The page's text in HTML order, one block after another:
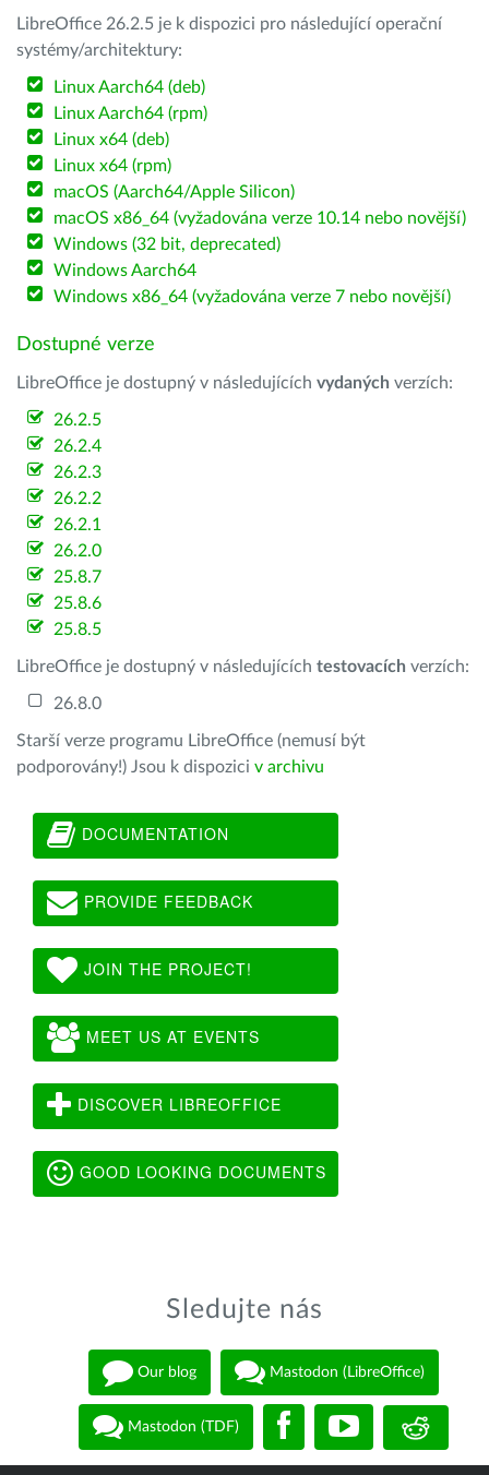
LibreOffice 26.2.5 je k dispozici pro následující operační
systémy/architektury:
Linux Aarch64 (deb)
Linux Aarch64 (rpm)
Linux x64 (deb)
Linux x64 (rpm)
macOS (Aarch64/Apple Silicon)
macOS x86_64 (vyžadována verze 10.14 nebo novější)
Windows (32 bit, deprecated)
Windows Aarch64
Windows x86_64 (vyžadována verze 7 nebo novější)
Dostupné verze
LibreOffice je dostupný v následujících vydaných verzích:
26.2.5
26.2.4
26.2.3
26.2.2
26.2.1
26.2.0
25.8.7
25.8.6
25.8.5
LibreOffice je dostupný v následujících testovacích verzích:
26.8.0
Starší verze programu LibreOffice (nemusí být
podporovány!) Jsou k dispozici v archivu
DOCUMENTATION
PROVIDE FEEDBACK
JOIN THE PROJECT!
MEET US AT EVENTS
DISCOVER LIBREOFFICE
GOOD LOOKING DOCUMENTS
Sledujte nás
Our blog Mastodon (LibreOffice)
Mastodon (TDF)